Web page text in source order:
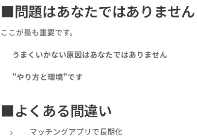
■問題はあなたではありません
ここが最も重要です。
うまくいかない原因はあなたではありません
"やり方と環境"です
■よくある間違い
マッチングアプリで長期化